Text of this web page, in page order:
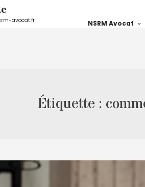
avocat.fr NSRM Avocat
Étiquette :